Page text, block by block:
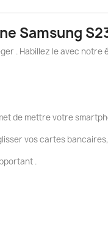
Samsung
. Habillez le avec notre
de mettre votre
vos cartes
.